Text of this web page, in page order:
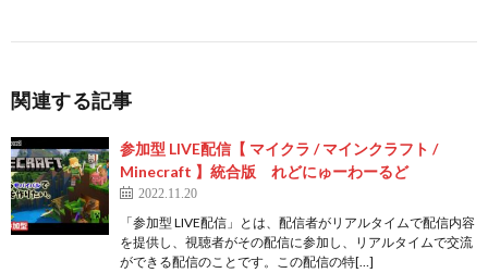
関連する記事
参加型 LIVE配信【 マイクラ / マインクラフト /
Minecraft 】統合版 れどにゅーわーるど
2022.11.20
「参加型 LIVE配信」とは、配信者がリアルタイムで配信内容
を提供し、視聴者がその配信に参加し、リアルタイムで交流
ができる配信のことです。この配信の特[…]